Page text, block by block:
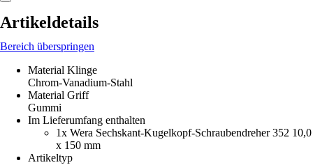
Artikeldetails
Bereich überspringen
Material Klinge
Chrom-Vanadium-Stahl
Material Griff
Gummi
Im Lieferumfang enthalten
1x Wera Sechskant-Kugelkopf-Schraubendreher 352 10,0
x 150 mm
Artikeltyp